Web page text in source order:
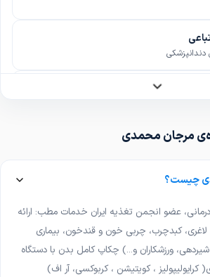
دندانپزشکی
جباری
چراغی
مرجان محمدی
چیست؟
عضو انجمن تغذیه ایران خدمات مطب: ارائه
لاغری، کبدچرب، چربی خون و قندخون، بیماری
شیردهی، ورزشکاران و...) چکاپ کامل بدن با دستگاه